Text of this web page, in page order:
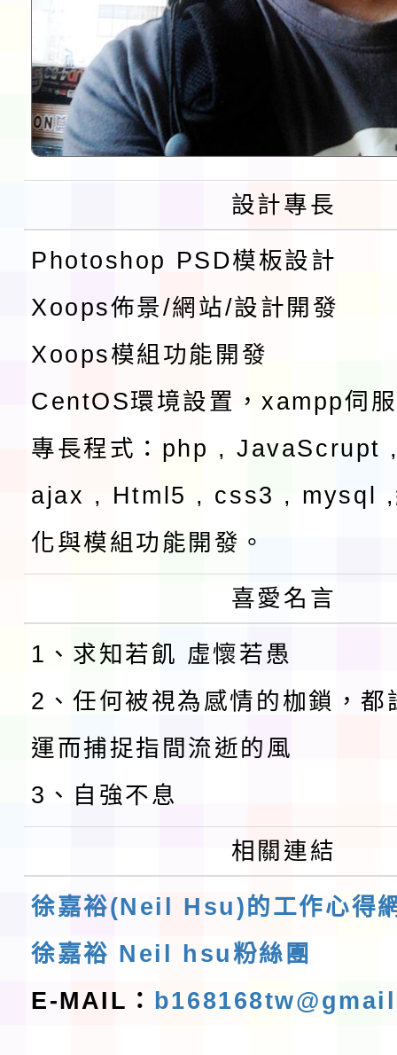
設計專長
Photoshop PSD模板設計
Xoops佈景/網站/設計開發
Xoops模組功能開發
CentOS環境設置，xampp伺
專長程式：php , JavaScrupt
ajax , Html5 , css3 , mysql ,
化與模組功能開發。
喜愛名言
1、求知若飢 虛懷若愚
2、任何被視為感情的枷鎖，都
運而捕捉指間流逝的風
3、自強不息
相關連結
徐嘉裕(Neil Hsu)的工作心得
徐嘉裕 Neil hsu粉絲團
E-MAIL：